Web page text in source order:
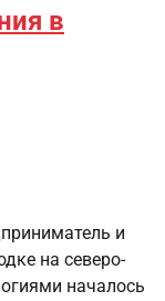
в
и
на северо-
началось